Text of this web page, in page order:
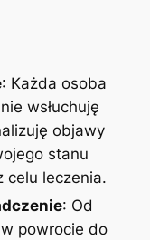
: Każda osoba
wsłuchuję
objawy
stanu
celu leczenia.
: Od
powrocie do